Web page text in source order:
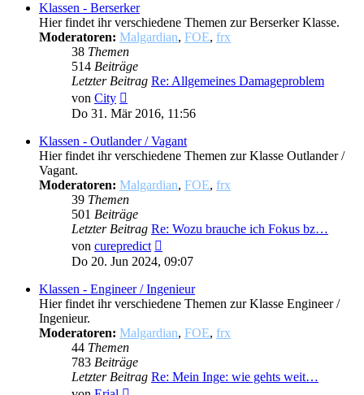
Klassen - Berserker
Hier findet ihr verschiedene Themen zur Berserker Klasse.
Moderatoren: Malgardian, FOE, frx
38 Themen
514 Beiträge
Letzter Beitrag Re: Allgemeines Damageproblem
von City
Beitrag
Do 31. Mär 2016, 11:56
Klassen - Outlander / Vagant
Hier findet ihr verschiedene Themen zur Klasse Outlander /
Vagant.
Moderatoren: Malgardian, FOE, frx
39 Themen
501 Beiträge
Letzter Beitrag Re: Wozu brauche ich Fokus bz…
von curepredict
Beitrag
Do 20. Jun 2024, 09:07
Klassen - Engineer / Ingenieur
Hier findet ihr verschiedene Themen zur Klasse Engineer /
Ingenieur.
Moderatoren: Malgardian, FOE, frx
44 Themen
783 Beiträge
Letzter Beitrag Re: Mein Inge: wie gehts weit…